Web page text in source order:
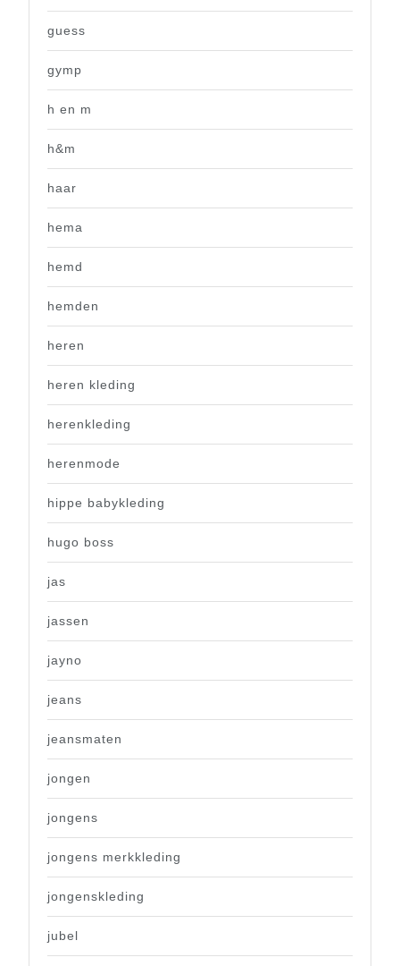
guess
gymp
h en m
h&m
haar
hema
hemd
hemden
heren
heren kleding
herenkleding
herenmode
hippe babykleding
hugo boss
jas
jassen
jayno
jeans
jeansmaten
jongen
jongens
jongens merkkleding
jongenskleding
jubel